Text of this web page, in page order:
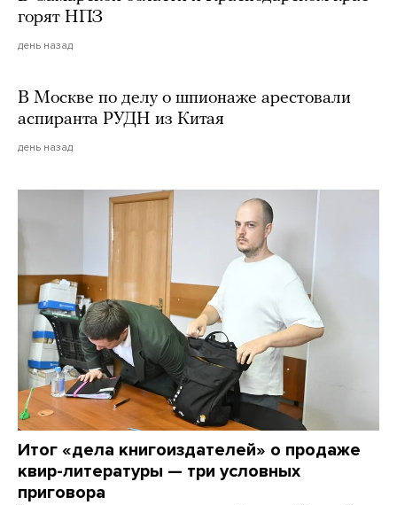
горят НПЗ
день назад
В Москве по делу о шпионаже арестовали
аспиранта РУДН из Китая
день назад
Итог «дела книгоиздателей» о продаже
квир-литературы — три условных
приговора